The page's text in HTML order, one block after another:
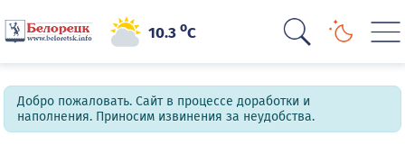
10.3oC
Добро пожаловать. Сайт в процессе доработки и
наполнения. Приносим извинения за неудобства.